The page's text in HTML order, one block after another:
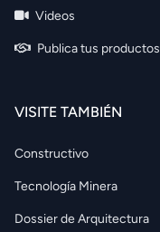
Videos
Publica tus productos
VISITE TAMBIÉN
Constructivo
Tecnología Minera
Dossier de Arquitectura